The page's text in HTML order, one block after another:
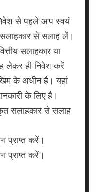
से पहले आप स्वयं
से सलाह लें।
सलाहकार या
लेकर ही निवेश करें
के अधीन है। यहां
के लिए है।
सलाहकार से सलाह
प्राप्त करें।
प्राप्त करें।